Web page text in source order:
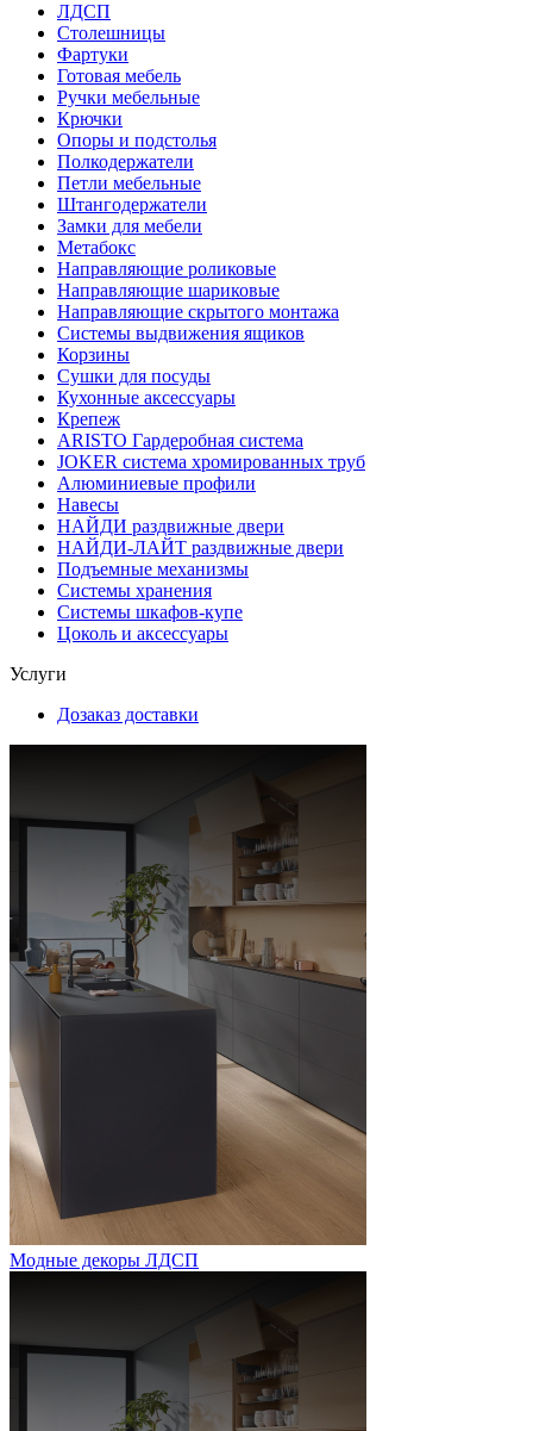
ЛДСП
Столешницы
Фартуки
Готовая мебель
Ручки мебельные
Крючки
Опоры и подстолья
Полкодержатели
Петли мебельные
Штангодержатели
Замки для мебели
Метабокс
Направляющие роликовые
Направляющие шариковые
Направляющие скрытого монтажа
Системы выдвижения ящиков
Корзины
Сушки для посуды
Кухонные аксессуары
Крепеж
ARISTO Гардеробная система
JOKER система хромированных труб
Алюминиевые профили
Навесы
НАЙДИ раздвижные двери
НАЙДИ-ЛАЙТ раздвижные двери
Подъемные механизмы
Системы хранения
Системы шкафов-купе
Цоколь и аксессуары
Услуги
Дозаказ доставки
Модные декоры ЛДСП